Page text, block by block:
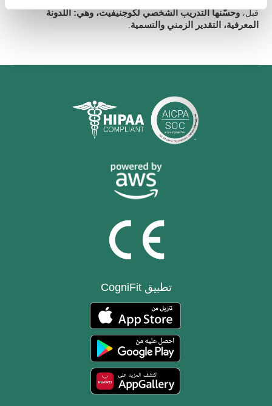
قبل،وحسّنها التدريب الشخصي لكوجنيفيت، وهي: اللدونة
المعرفية، التقدير الزمني والتسمية
تطبيق CogniFit